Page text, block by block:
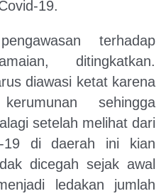
19.
terhadap
ditingkatkan.
diawasi ketat karena
sehingga
setelah melihat dari
19 di daerah ini kian
dicegah sejak awal
ledakan jumlah